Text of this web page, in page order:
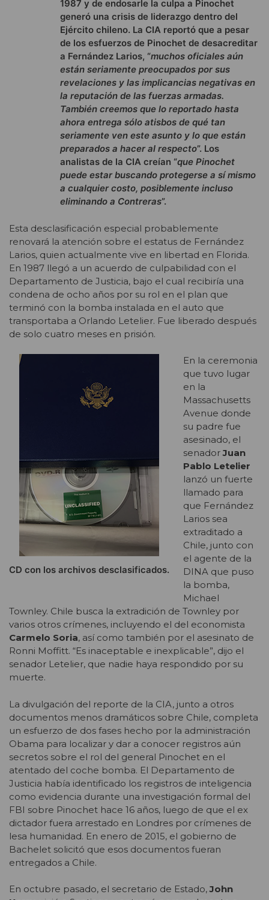
1987 y de endosarle la culpa a Pinochet
generó una crisis de liderazgo dentro del
Ejército chileno. La CIA reportó que a pesar
de los esfuerzos de Pinochet de desacreditar
a Fernández Larios, “muchos oficiales aún
están seriamente preocupados por sus
revelaciones y las implicancias negativas en
la reputación de las fuerzas armadas.
También creemos que lo reportado hasta
ahora entrega sólo atisbos de qué tan
seriamente ven este asunto y lo que están
preparados a hacer al respecto”. Los
analistas de la CIA creían “que Pinochet
puede estar buscando protegerse a sí mismo
a cualquier costo, posiblemente incluso
eliminando a Contreras”.
Esta desclasificación especial probablemente
renovará la atención sobre el estatus de Fernández
Larios, quien actualmente vive en libertad en Florida.
En 1987 llegó a un acuerdo de culpabilidad con el
Departamento de Justicia, bajo el cual recibiría una
condena de ocho años por su rol en el plan que
terminó con la bomba instalada en el auto que
transportaba a Orlando Letelier. Fue liberado después
de solo cuatro meses en prisión.
CD con los archivos desclasificados.
En la ceremonia
que tuvo lugar
en la
Massachusetts
Avenue donde
su padre fue
asesinado, el
senadorJuan
Pablo Letelier
lanzó un fuerte
llamado para
que Fernández
Larios sea
extraditado a
Chile, junto con
el agente de la
DINA que puso
la bomba,
Michael
Townley. Chile busca la extradición de Townley por
varios otros crímenes, incluyendo el del economista
Carmelo Soria, así como también por el asesinato de
Ronni Moffitt. “Es inaceptable e inexplicable”, dijo el
senador Letelier, que nadie haya respondido por su
muerte.
La divulgación del reporte de la CIA, junto a otros
documentos menos dramáticos sobre Chile, completa
un esfuerzo de dos fases hecho por la administración
Obama para localizar y dar a conocer registros aún
secretos sobre el rol del general Pinochet en el
atentado del coche bomba. El Departamento de
Justicia había identificado los registros de inteligencia
como evidencia durante una investigación formal del
FBI sobre Pinochet hace 16 años, luego de que el ex
dictador fuera arrestado en Londres por crímenes de
lesa humanidad. En enero de 2015, el gobierno de
Bachelet solicitó que esos documentos fueran
entregados a Chile.
En octubre pasado, el secretario de Estado,John